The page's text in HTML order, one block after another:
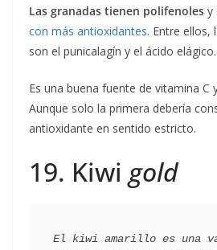
Las granadas tienen polifenoles y
con más antioxidantes. Entre ellos,
son el punicalagín y el ácido elágico.
Es una buena fuente de vitamina C
Aunque solo la primera debería
antioxidante en sentido estricto.
19. Kiwi gold
El kiwi amarillo es una